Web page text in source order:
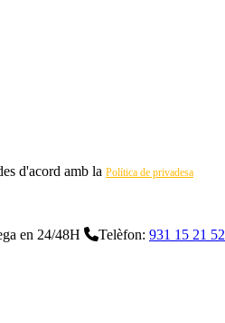
d'acord amb la Política de privadesa
en 24/48H Telèfon: 931 15 21 52